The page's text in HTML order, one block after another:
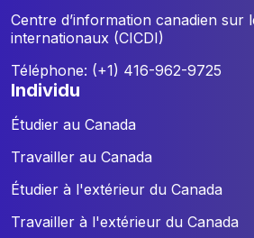
Centre d’information canadien sur
internationaux (CICDI)
Téléphone: (+1) 416-962-9725
individu
Étudier au Canada
Travailler au Canada
Étudier à l'extérieur du Canada
Travailler à l'extérieur du Canada